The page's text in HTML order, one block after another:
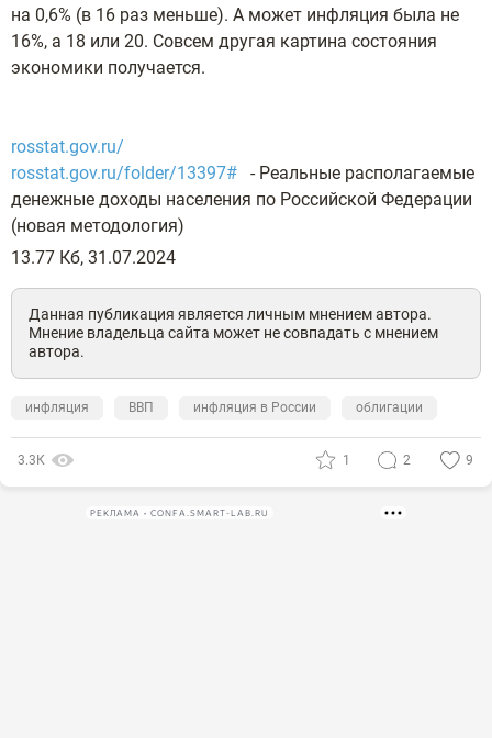
на 0,6% (в 16 раз меньше). А может инфляция была не
16%, а 18 или 20. Совсем другая картина состояния
экономики получается.
rosstat.gov.ru/
rosstat.gov.ru/folder/13397#
- Реальные располагаемые
денежные доходы населения по Российской Федерации
(новая методология)
13.77 Кб, 31.07.2024
Данная публикация является личным мнением автора.
Мнение владельца сайта может не совпадать с мнением
автора.
инфляция ВВП инфляция в России облигации
3.3К 1 2 9
РЕКЛАМА • CONFA.SMART-LAB.RU